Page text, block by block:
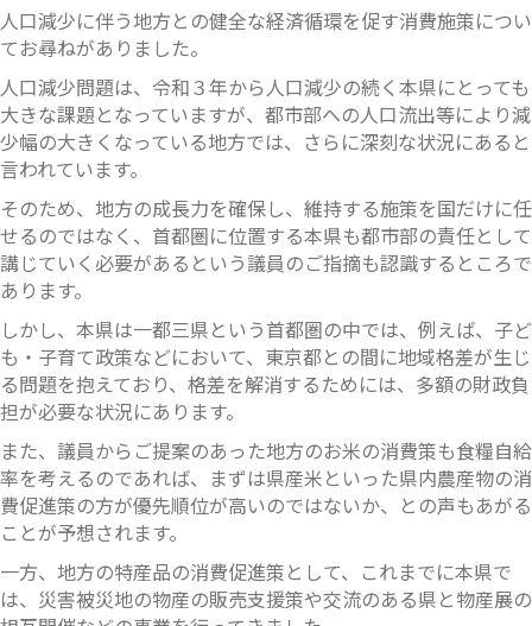
人口減少に伴う地方との健全な経済循環を促す消費施策につい
てお尋ねがありました。
人口減少問題は、令和３年から人口減少の続く本県にとっても
大きな課題となっていますが、都市部への人口流出等により減
少幅の大きくなっている地方では、さらに深刻な状況にあると
言われています。
そのため、地方の成長力を確保し、維持する施策を国だけに任
せるのではなく、首都圏に位置する本県も都市部の責任として
講じていく必要があるという議員のご指摘も認識するところで
あります。
しかし、本県は一都三県という首都圏の中では、例えば、子ど
も・子育て政策などにおいて、東京都との間に地域格差が生じ
る問題を抱えており、格差を解消するためには、多額の財政負
担が必要な状況にあります。
また、議員からご提案のあった地方のお米の消費策も食糧自給
率を考えるのであれば、まずは県産米といった県内農産物の消
費促進策の方が優先順位が高いのではないか、との声もあがる
ことが予想されます。
一方、地方の特産品の消費促進策として、これまでに本県で
は、災害被災地の物産の販売支援策や交流のある県と物産展の